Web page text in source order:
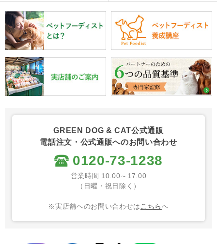
GREEN DOG & CAT公式通販
電話注文・公式通販へのお問い合わせ
0120-73-1238
営業時間 10:00～17:00
（日曜・祝日除く）
※実店舗へのお問い合わせはこちらへ